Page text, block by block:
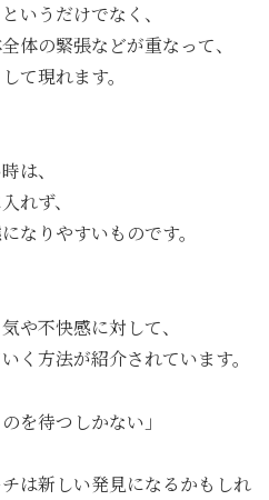
いうだけでなく、
体の緊張などが重なって、
て現れます。
は、
れず、
なりやすいものです。
や不快感に対して、
く方法が紹介されています。
を待つしかない」
は新しい発見になるかもしれ